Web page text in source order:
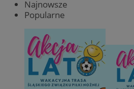
Najnowsze
Popularne